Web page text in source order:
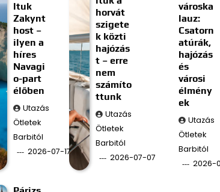
ltuk
Zakynt
host –
ilyen a
híres
Navagi
o-part
élőben
Utazás
Ötletek
Barbitól
2026-07-17
horvát
szigete
k közti
hajózás
t – erre
nem
számíto
ttunk
Utazás
Ötletek
Barbitól
2026-07-07
városka
lauz:
Csatorn
atúrák,
hajózás
és
városi
élmény
ek
Utazás
Ötletek
Barbitól
2026-